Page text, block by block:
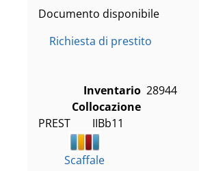
Documento disponibile
Richiesta di prestito
Inventario 28944
Collocazione
PREST        IIBb11
Scaffale